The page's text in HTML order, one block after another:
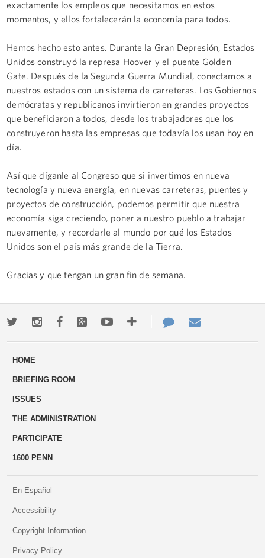
exactamente los empleos que necesitamos en estos
momentos, y ellos fortalecerán la economía para todos.
Hemos hecho esto antes. Durante la Gran Depresión, Estados
Unidos construyó la represa Hoover y el puente Golden
Gate. Después de la Segunda Guerra Mundial, conectamos a
nuestros estados con un sistema de carreteras. Los Gobiernos
demócratas y republicanos invirtieron en grandes proyectos
que beneficiaron a todos, desde los trabajadores que los
construyeron hasta las empresas que todavía los usan hoy en
día.
Así que díganle al Congreso que si invertimos en nueva
tecnología y nueva energía, en nuevas carreteras, puentes y
proyectos de construcción, podemos permitir que nuestra
economía siga creciendo, poner a nuestro pueblo a trabajar
nuevamente, y recordarle al mundo por qué los Estados
Unidos son el país más grande de la Tierra.
Gracias y que tengan un gran fin de semana.
TwitterInstagramFacebookGoogle+YoutubeMore
ways
Contact
Us
HOME
BRIEFING ROOM
ISSUES
THE ADMINISTRATION
PARTICIPATE
1600 PENN
En Español
Accessibility
Copyright Information
Privacy Policy